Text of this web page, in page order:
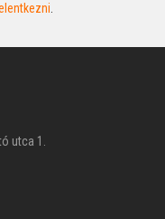
utca 1.